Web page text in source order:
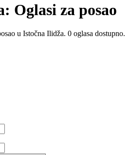
Oglasi za posao
u Istočna Ilidža. 0 oglasa dostupno.